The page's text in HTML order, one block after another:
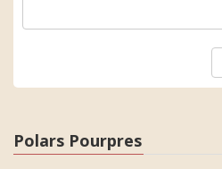
Polars Pourpres